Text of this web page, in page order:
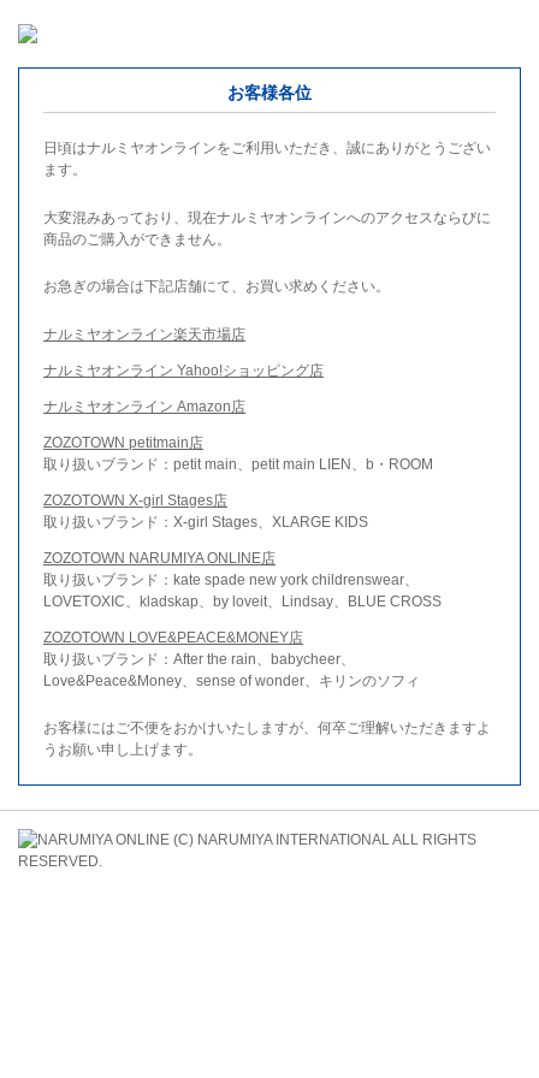
お客様各位
日頃はナルミヤオンラインをご利用いただき、誠にありがとうござい
ます。
大変混みあっており、現在ナルミヤオンラインへのアクセスならびに
商品のご購入ができません。
お急ぎの場合は下記店舗にて、お買い求めください。
ナルミヤオンライン楽天市場店
ナルミヤオンライン Yahoo!ショッピング店
ナルミヤオンライン Amazon店
ZOZOTOWN petitmain店
取り扱いブランド：petit main、petit main LIEN、b・ROOM
ZOZOTOWN X-girl Stages店
取り扱いブランド：X-girl Stages、XLARGE KIDS
ZOZOTOWN NARUMIYA ONLINE店
取り扱いブランド：kate spade new york childrenswear、
LOVETOXIC、kladskap、by loveit、Lindsay、BLUE CROSS
ZOZOTOWN LOVE&PEACE&MONEY店
取り扱いブランド：After the rain、babycheer、
Love&Peace&Money、sense of wonder、キリンのソフィ
お客様にはご不便をおかけいたしますが、何卒ご理解いただきますよ
うお願い申し上げます。